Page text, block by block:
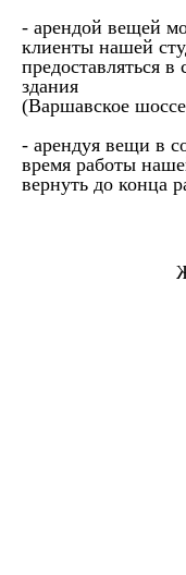
- арендой вещей
клиенты нашей
предоставляться в
здания
(Варшавское
- арендуя вещи в
время работы
вернуть до конца